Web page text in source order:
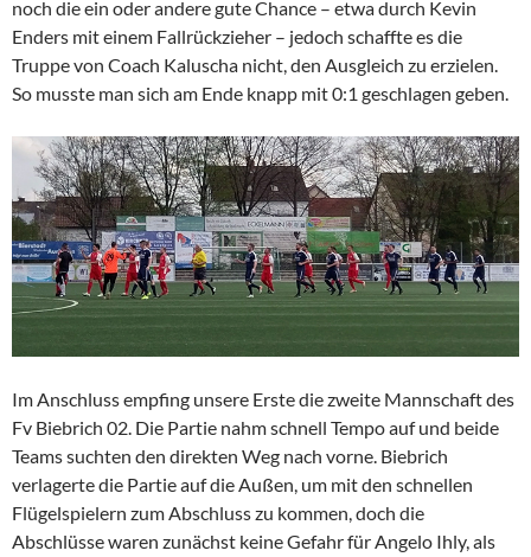
noch die ein oder andere gute Chance – etwa durch Kevin
Enders mit einem Fallrückzieher – jedoch schaffte es die
Truppe von Coach Kaluscha nicht, den Ausgleich zu erzielen.
So musste man sich am Ende knapp mit 0:1 geschlagen geben.
Im Anschluss empfing unsere Erste die zweite Mannschaft des
Fv Biebrich 02. Die Partie nahm schnell Tempo auf und beide
Teams suchten den direkten Weg nach vorne. Biebrich
verlagerte die Partie auf die Außen, um mit den schnellen
Flügelspielern zum Abschluss zu kommen, doch die
Abschlüsse waren zunächst keine Gefahr für Angelo Ihly, als